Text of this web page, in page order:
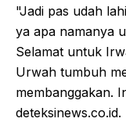
"Jadi pas udah
ya apa namanya
Selamat untuk
Urwah tumbuh
membanggakan.
deteksinews.co.id.